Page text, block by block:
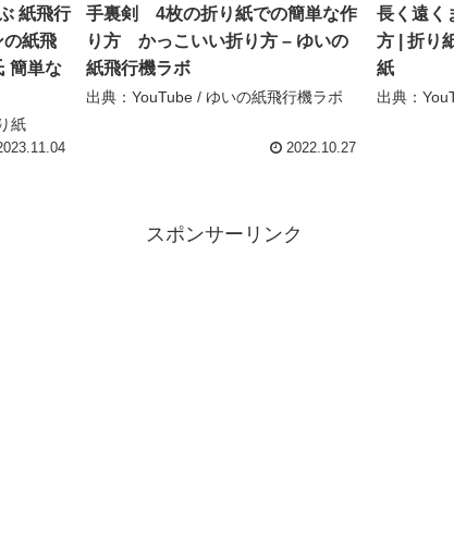
紙飛行
の紙飛
簡単な
紙
手裏剣 4枚の折り紙での簡単な作
り方 かっこいい折り方 – ゆいの
紙飛行機ラボ
出典：YouTube / ゆいの紙飛行機ラボ
2022.10.27
長く遠く
方 | 折り
紙
出典：
スポンサーリンク